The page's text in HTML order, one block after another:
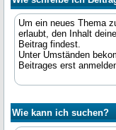
Um ein neues Thema
erlaubt, den Inhalt
Beitrag findest.
Unter Umständen
Beitrages erst
Wie kann ich suchen?